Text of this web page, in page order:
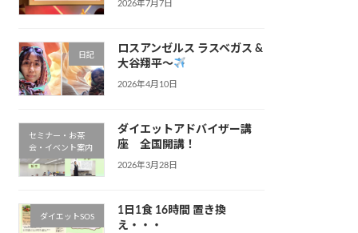
2026年7月7日
日記
ロスアンゼルス ラスベガス &
大谷翔平〜
2026年4月10日
セミナー・お茶
会・イベント案内
ダイエットアドバイザー講
座 全国開講！
2026年3月28日
ダイエットSOS
1日1食 16時間 置き換
え・・・